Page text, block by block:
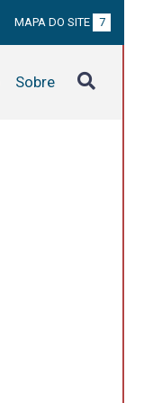
MAPA DO SITE 7
Sobre